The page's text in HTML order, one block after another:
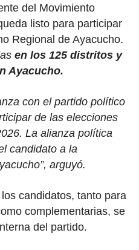
del Movimiento
listo para participar
Regional de Ayacucho.
en los 125 distritos y
Ayacucho.
con el partido político
de las elecciones
La alianza política
candidato a la
arguyó.
candidatos, tanto para
complementarias, se
del partido.